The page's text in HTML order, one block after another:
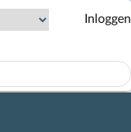
beschikbaar zijn,
Inloggen